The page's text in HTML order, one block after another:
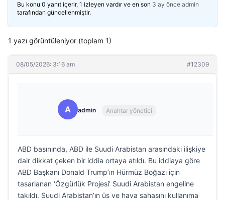
Bu konu 0 yanıt içerir, 1 izleyen vardır ve en son 3 ay önce admin
tarafından güncellenmiştir.
1 yazı görüntüleniyor (toplam 1)
08/05/2026: 3:16 am #12309
A admin Anahtar yönetici
ABD basınında, ABD ile Suudi Arabistan arasındaki ilişkiye
dair dikkat çeken bir iddia ortaya atıldı. Bu iddiaya göre
ABD Başkanı Donald Trump’ın Hürmüz Boğazı için
tasarlanan ‘Özgürlük Projesi’ Suudi Arabistan engeline
takıldı. Suudi Arabistan’ın üs ve hava sahasını kullanıma